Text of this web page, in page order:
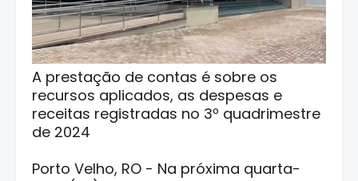
A prestação de contas é sobre os
recursos aplicados, as despesas e
receitas registradas no 3º quadrimestre
de 2024
Porto Velho, RO - Na próxima quarta-